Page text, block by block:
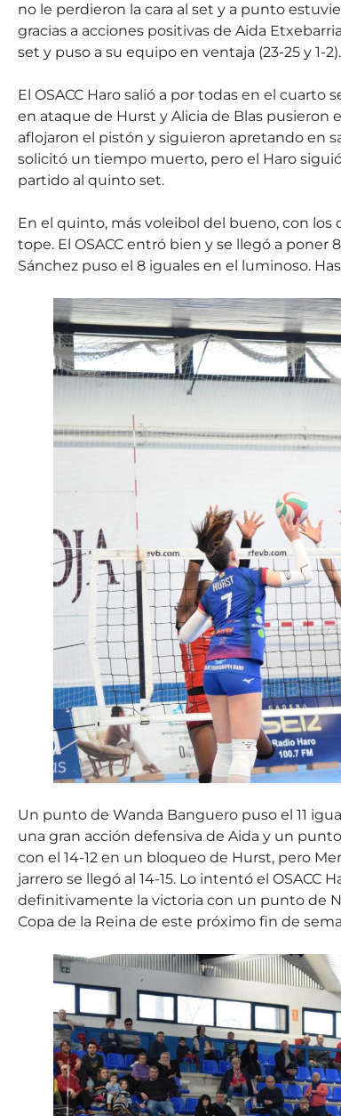
no le perdieron la cara al set y a punto
gracias a acciones positivas de Aida
set y puso a su equipo en ventaja (23-25 y 1-2).
El OSACC Haro salió a por todas en el
en ataque de Hurst y Alicia de Blas pusieron
aflojaron el pistón y siguieron apretando en
solicitó un tiempo muerto, pero el Haro
partido al quinto set.
En el quinto, más voleibol del bueno, con
tope. El OSACC entró bien y se llegó a poner
Sánchez puso el 8 iguales en el luminoso.
Un punto de Wanda Banguero puso el 11
una gran acción defensiva de Aida y un
con el 14-12 en un bloqueo de Hurst, pero
jarrero se llegó al 14-15. Lo intentó el OSACC
definitivamente la victoria con un punto de
Copa de la Reina de este próximo fin de